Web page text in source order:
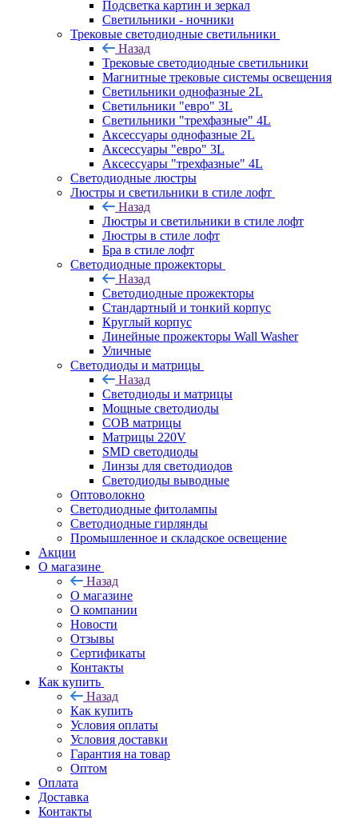
Подсветка картин и зеркал
Светильники - ночники
Трековые светодиодные светильники
Назад
Трековые светодиодные светильники
Магнитные трековые системы освещения
Светильники однофазные 2L
Светильники "евро" 3L
Светильники "трехфазные" 4L
Аксессуары однофазные 2L
Аксессуары "евро" 3L
Аксессуары "трехфазные" 4L
Светодиодные люстры
Люстры и светильники в стиле лофт
Назад
Люстры и светильники в стиле лофт
Люстры в стиле лофт
Бра в стиле лофт
Светодиодные прожекторы
Назад
Светодиодные прожекторы
Стандартный и тонкий корпус
Круглый корпус
Линейные прожекторы Wall Washer
Уличные
Светодиоды и матрицы
Назад
Светодиоды и матрицы
Мощные светодиоды
COB матрицы
Матрицы 220V
SMD светодиоды
Линзы для светодиодов
Светодиоды выводные
Оптоволокно
Светодиодные фитолампы
Светодиодные гирлянды
Промышленное и складское освещение
Акции
О магазине
Назад
О магазине
О компании
Новости
Отзывы
Сертификаты
Контакты
Как купить
Назад
Как купить
Условия оплаты
Условия доставки
Гарантия на товар
Оптом
Оплата
Доставка
Контакты